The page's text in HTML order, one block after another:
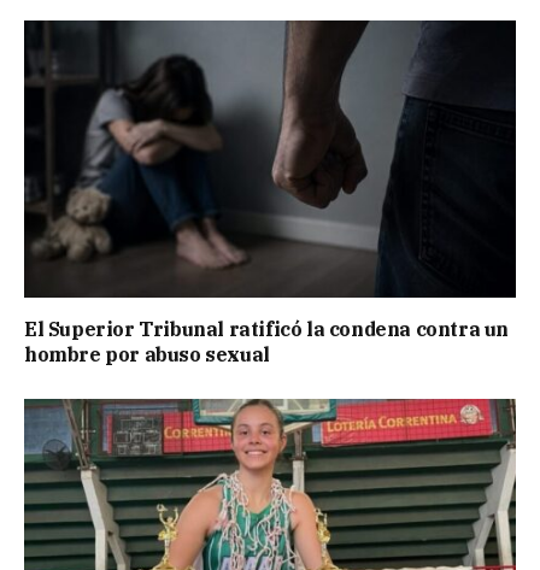
El Superior Tribunal ratificó la condena contra un
hombre por abuso sexual